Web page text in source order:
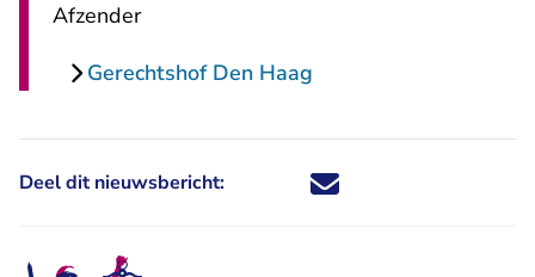
Afzender
Gerechtshof Den Haag
Deel dit nieuwsbericht: Deel dit nieuwsbericht via X -
Deel dit nieuwsbericht via
Deel dit nieuwsbericht
Deel dit